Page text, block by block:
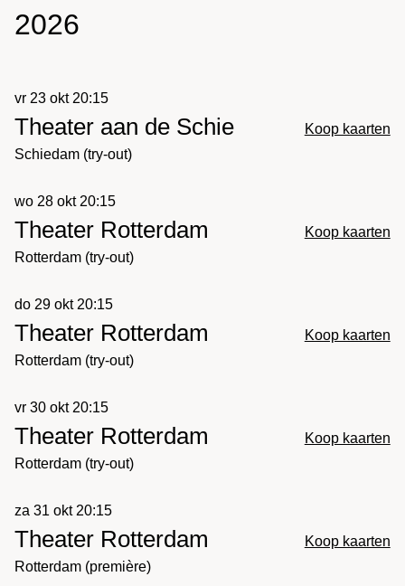
2026
vr 23 okt 20:15
Theater aan de Schie
Schiedam (try-out)
Koop kaarten
wo 28 okt 20:15
Theater Rotterdam
Rotterdam (try-out)
Koop kaarten
do 29 okt 20:15
Theater Rotterdam
Rotterdam (try-out)
Koop kaarten
vr 30 okt 20:15
Theater Rotterdam
Rotterdam (try-out)
Koop kaarten
za 31 okt 20:15
Theater Rotterdam
Rotterdam (première)
Koop kaarten